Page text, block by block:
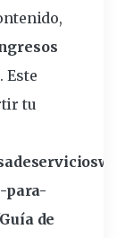
Este
tu
para-
de